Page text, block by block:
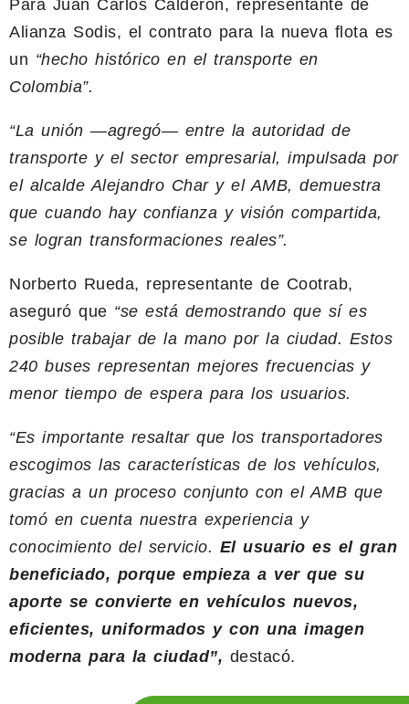
Para Juan Carlos Calderón, representante de
Alianza Sodis, el contrato para la nueva flota es
un “hecho histórico en el transporte en
Colombia”.
“La unión —agregó— entre la autoridad de
transporte y el sector empresarial, impulsada por
el alcalde Alejandro Char y el AMB, demuestra
que cuando hay confianza y visión compartida,
se logran transformaciones reales”.
Norberto Rueda, representante de Cootrab,
aseguró que “se está demostrando que sí es
posible trabajar de la mano por la ciudad. Estos
240 buses representan mejores frecuencias y
menor tiempo de espera para los usuarios.
“Es importante resaltar que los transportadores
escogimos las características de los vehículos,
gracias a un proceso conjunto con el AMB que
tomó en cuenta nuestra experiencia y
conocimiento del servicio. El usuario es el gran
beneficiado, porque empieza a ver que su
aporte se convierte en vehículos nuevos,
eficientes, uniformados y con una imagen
moderna para la ciudad”, destacó.